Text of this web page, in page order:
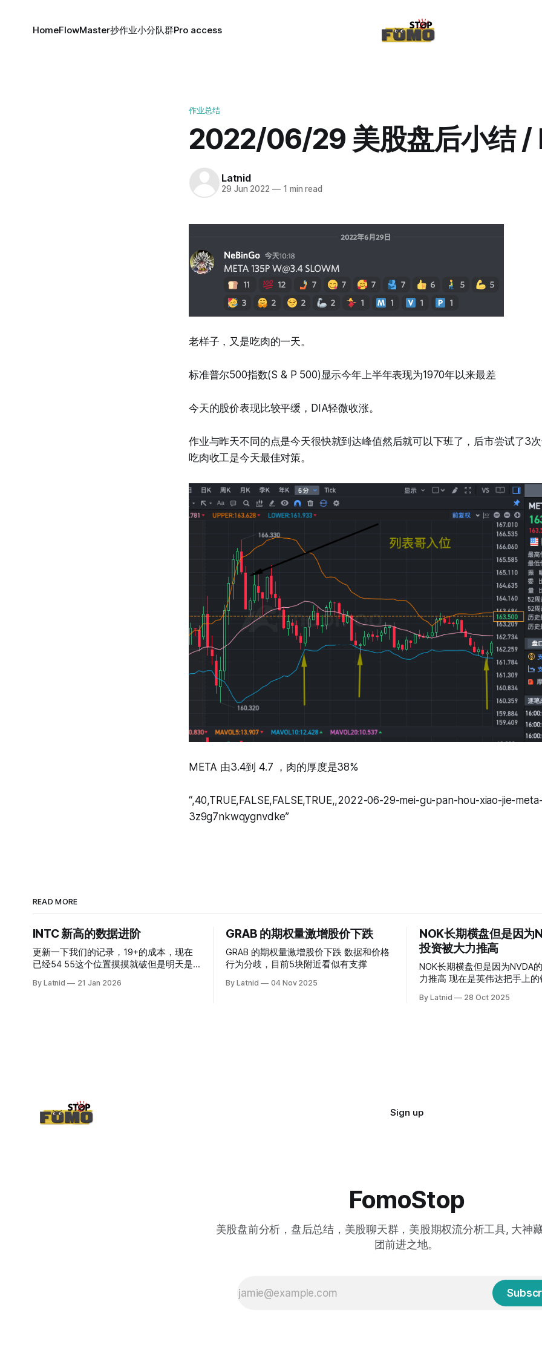
HomeFlowMaster抄作业小分队群Pro access
作业总结
2022/06/29 美股盘后小结 /
Latnid
29 Jun 2022 —1 min read
老样子，又是吃肉的一天。
标准普尔500指数(S & P 500)显示今年上半年表现为1970年以来最差
今天的股价表现比较平缓，DIA轻微收涨。
作业与昨天不同的点是今天很快就到达峰值然后就可以下班了，后市尝试了3
吃肉收工是今天最佳对策。
META 由3.4到 4.7 ，肉的厚度是38%
“,40,TRUE,FALSE,FALSE,TRUE,,2022-06-29-mei-gu-pan-hou-xiao-jie-
3z9g7nkwqygnvdke”
READ MORE
INTC 新高的数据进阶
更新一下我们的记录，19+的成本，现在
已经54 55这个位置摸摸就破但是明天是
而应该谨慎，数据很明显偏向多头，47的
By Latnid 21 Jan 2026
GRAB 的期权量激增股价下跌
GRAB 的期权量激增股价下跌 数据和价格
行为分歧，目前5块附近看似有支撑
By Latnid 04 Nov 2025
NOK长期横盘但是因为
投资被大力推高
NOK长期横盘但是因为NVDA
力推高 现在是英伟达把手上的钱到处游走
By Latnid 28 Oct 2025
Sign up
FomoStop
美股盘前分析，盘后总结，美股聊天群，美股期权流分析工具, 大神
团前进之地。